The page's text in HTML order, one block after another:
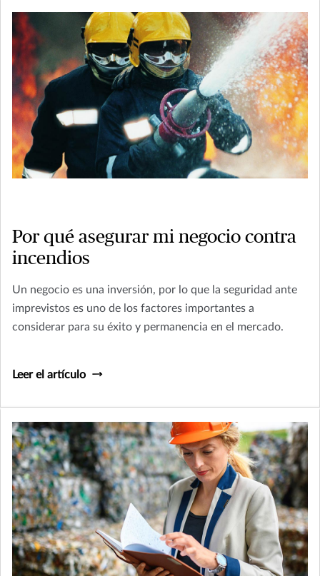
Por qué asegurar mi negocio contra
incendios
Un negocio es una inversión, por lo que la seguridad ante
imprevistos es uno de los factores importantes a
considerar para su éxito y permanencia en el mercado.
Leer el artículo